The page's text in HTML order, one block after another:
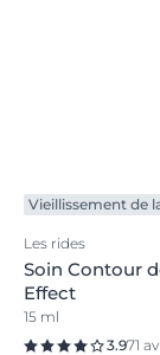
Vieillissement de
Les rides
Soin Contour
Effect
15 ml
3.971